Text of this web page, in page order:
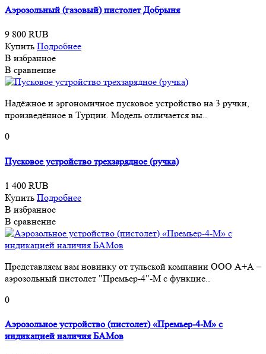
Аэрозольный (газовый) пистолет Добрыня
9 800 RUB
Купить Подробнее
В избранное
В сравнение
Надёжное и эргономичное пусковое устройство на 3 ручки,
произведённое в Турции. Модель отличается вы..
0
Пусковое устройство трехзарядное (ручка)
1 400 RUB
Купить Подробнее
В избранное
В сравнение
Представляем вам новинку от тульской компании ООО А+А –
аэрозольный пистолет "Премьер-4"-М с функцие..
0
Аэрозольное устройство (пистолет) «Премьер-4-М» с
индикацией наличия БАМов